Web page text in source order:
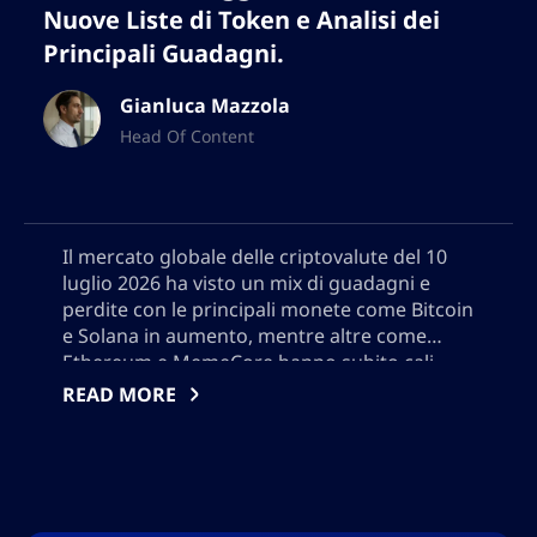
Nuove Liste di Token e Analisi dei
Principali Guadagni.
Gianluca Mazzola
Head Of Content
Il mercato globale delle criptovalute del 10
luglio 2026 ha visto un mix di guadagni e
perdite con le principali monete come Bitcoin
e Solana in aumento, mentre altre come
Ethereum e MemeCore hanno subito cali.
Questa analisi approfondita copre notevoli
READ MORE